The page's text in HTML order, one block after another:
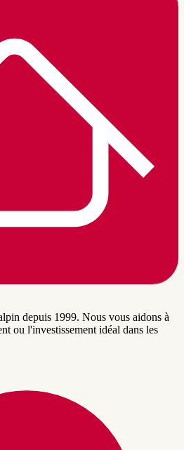
depuis 1999. Nous vous aidons à
ou l'investissement idéal dans les